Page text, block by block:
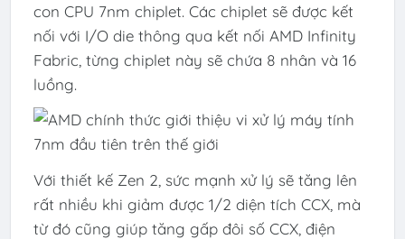
con CPU 7nm chiplet. Các chiplet sẽ được kết
nối với I/O die thông qua kết nối AMD Infinity
Fabric, từng chiplet này sẽ chứa 8 nhân và 16
luồng.
Với thiết kế Zen 2, sức mạnh xử lý sẽ tăng lên
rất nhiều khi giảm được 1/2 diện tích CCX, mà
từ đó cũng giúp tăng gấp đôi số CCX, điện